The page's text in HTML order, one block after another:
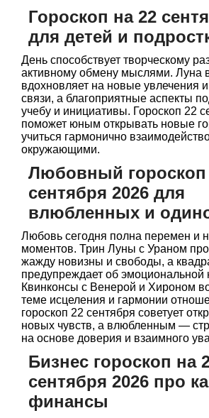
Гороскоп на 22
для детей и
День способствует творческому
активному обмену мыслями. Луна
вдохновляет на новые увлечения
связи, а благоприятные аспекты
учебу и инициативы. Гороскоп 22
поможет юным открывать новые
учиться гармонично
окружающими.
Любовный гороскоп
сентября 2026 для
влюбленных и
Любовь сегодня полна перемен и
моментов. Трин Луны с Ураном
жажду новизны и свободы, а
предупреждает об эмоциональной
Квинконсы с Венерой и Хироном
теме исцеления и гармонии
гороскоп 22 сентября советует
новых чувств, а влюбленным —
на основе доверия и взаимного
Бизнес гороскоп на
сентября 2026 про
финансы